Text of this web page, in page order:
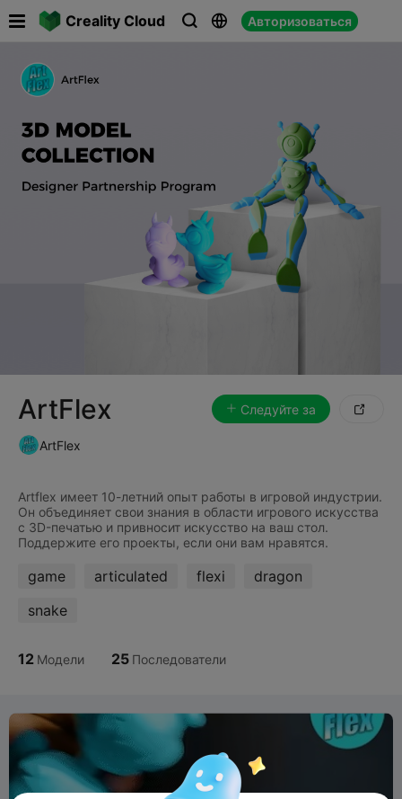
Creality Cloud   Авторизоваться
ArtFlex Следуйте за 
ArtFlex
Artflex имеет 10-летний опыт работы в игровой индустрии.
Он объединяет свои знания в области игрового искусства
с 3D-печатью и привносит искусство на ваш стол.
game articulated flexi
dragon
snake
12 Модели 25 Последователи